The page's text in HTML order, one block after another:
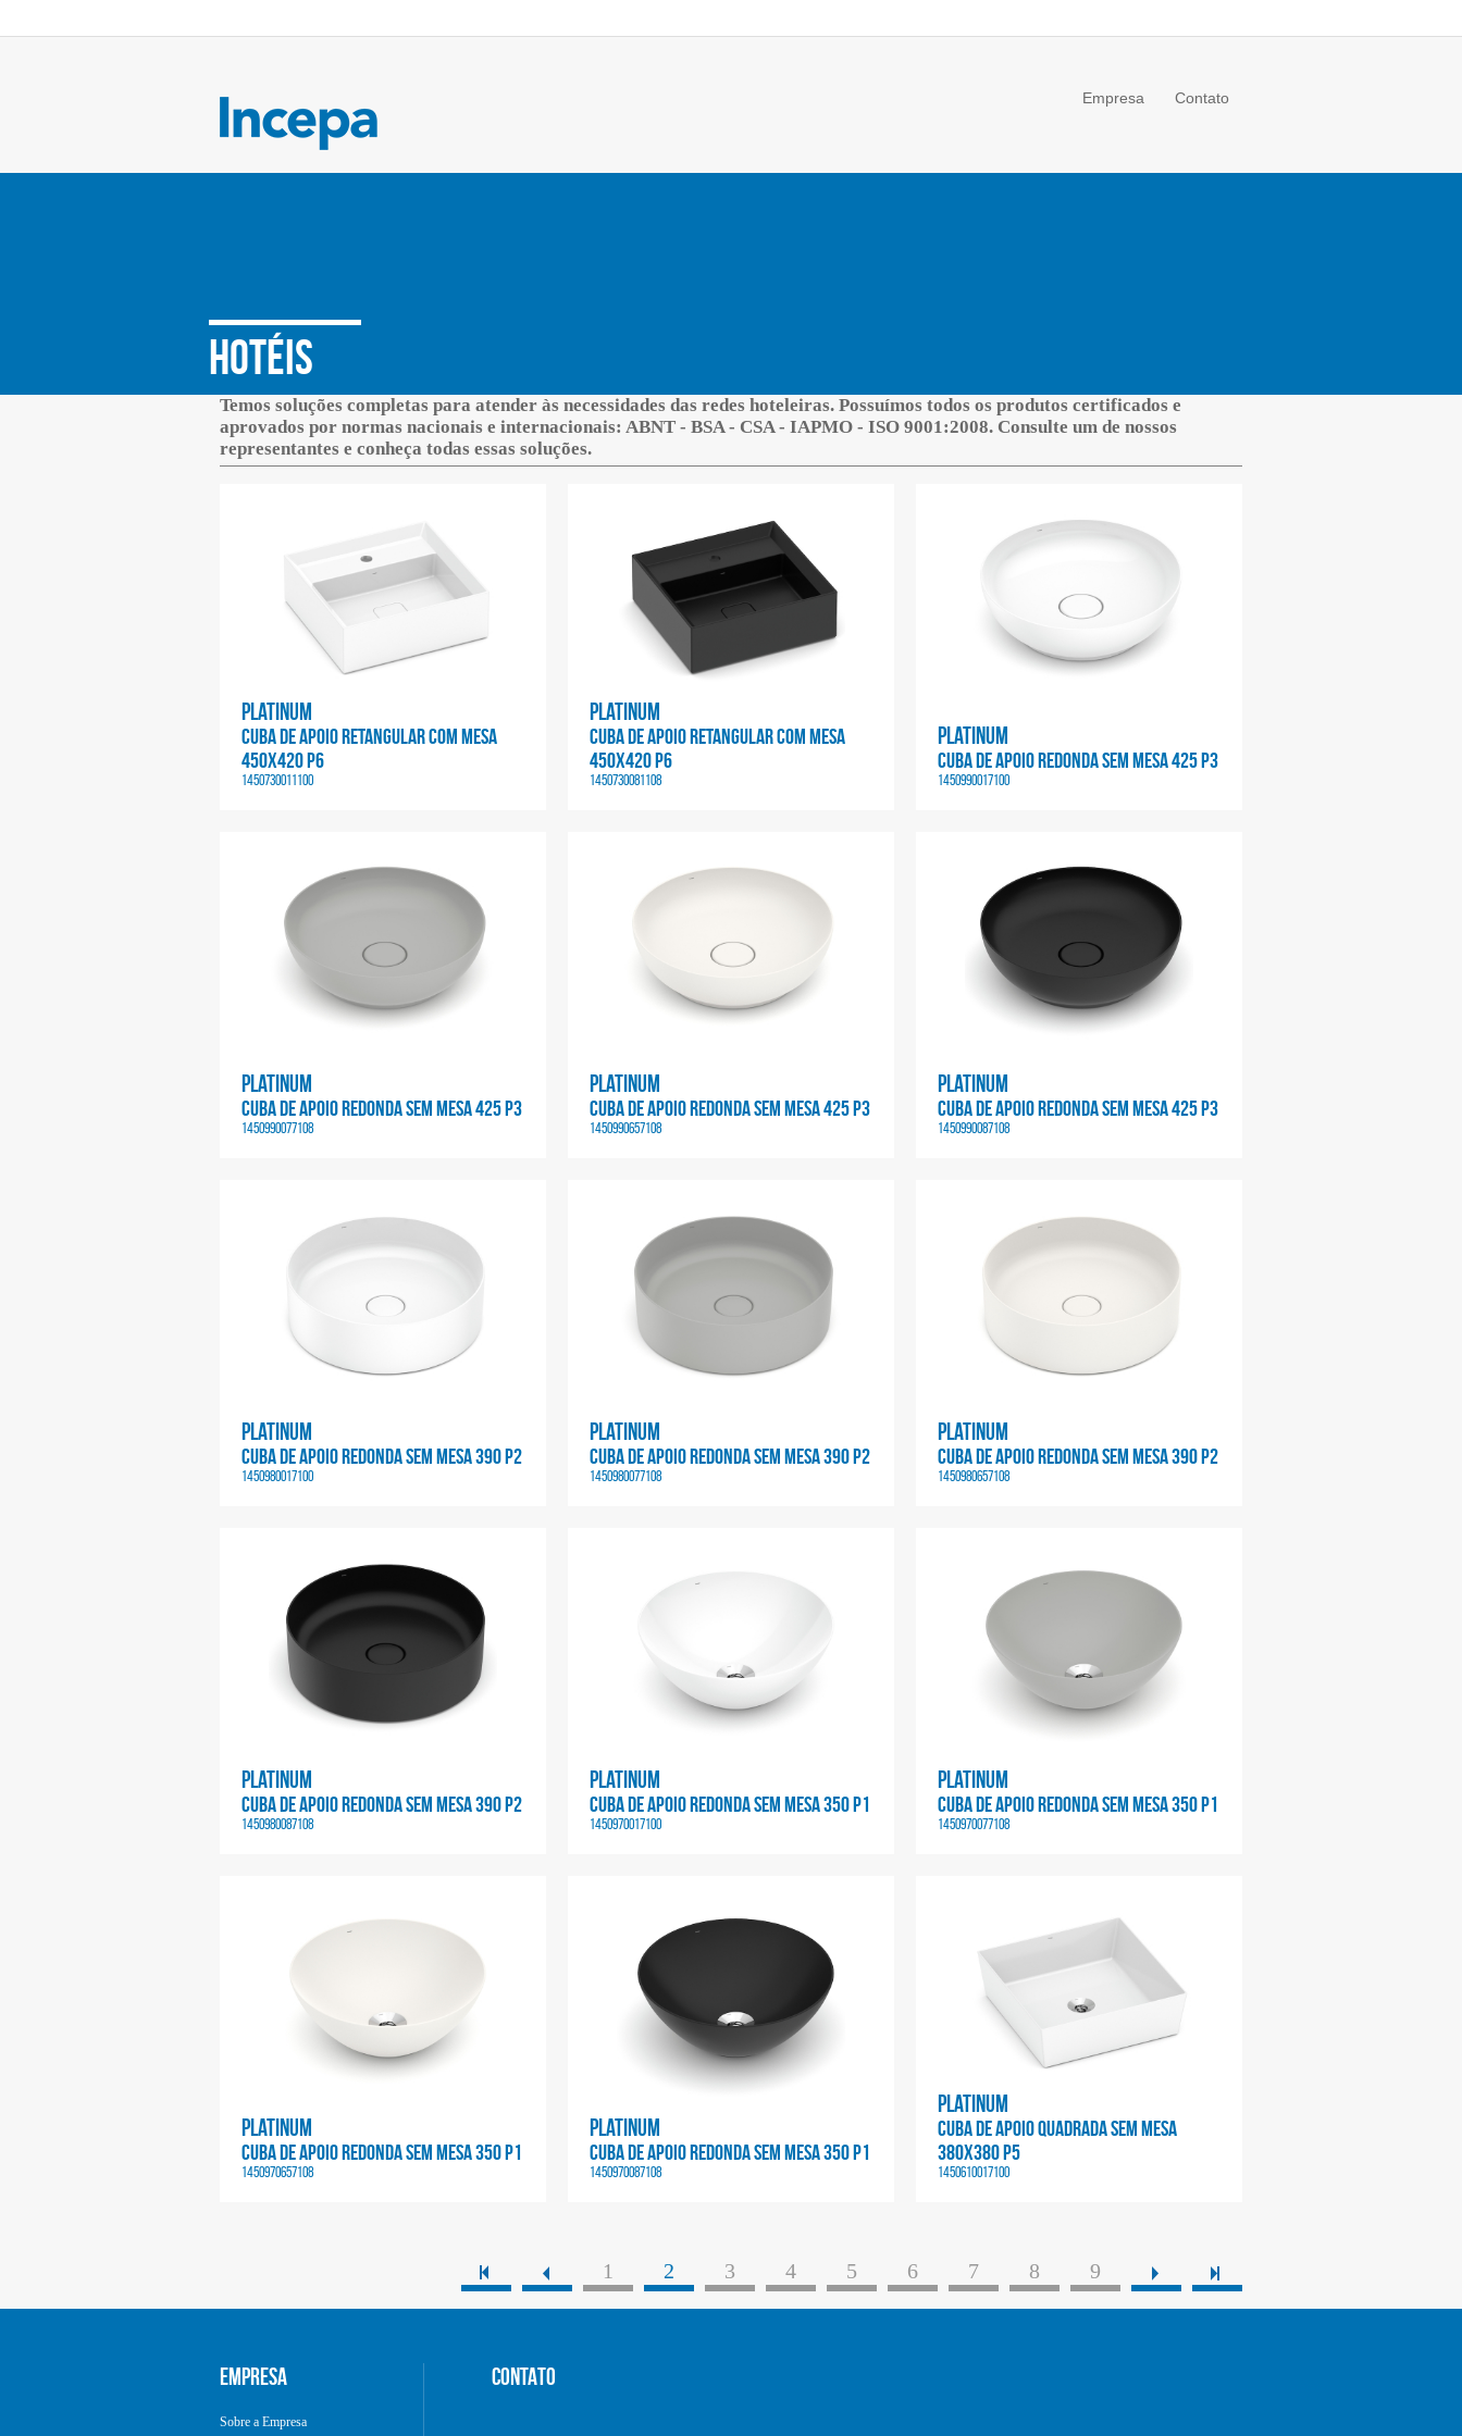
Empresa Contato
Hotéis
Temos soluções completas para atender às necessidades das redes hoteleiras. Possuímos todos os produtos certificados e
aprovados por normas nacionais e internacionais: ABNT - BSA - CSA - IAPMO - ISO 9001:2008. Consulte um de nossos
representantes e conheça todas essas soluções.
Platinum
CUBA DE APOIO RETANGULAR COM MESA
450X420 P6
1450730011100
Platinum
CUBA DE APOIO RETANGULAR COM MESA
450X420 P6
1450730081108
Platinum
CUBA DE APOIO REDONDA SEM MESA 425 P3
1450990017100
Platinum
CUBA DE APOIO REDONDA SEM MESA 425 P3
1450990077108
Platinum
CUBA DE APOIO REDONDA SEM MESA 425 P3
1450990657108
Platinum
CUBA DE APOIO REDONDA SEM MESA 425 P3
1450990087108
Platinum
CUBA DE APOIO REDONDA SEM MESA 390 P2
1450980017100
Platinum
CUBA DE APOIO REDONDA SEM MESA 390 P2
1450980077108
Platinum
CUBA DE APOIO REDONDA SEM MESA 390 P2
1450980657108
Platinum
CUBA DE APOIO REDONDA SEM MESA 390 P2
1450980087108
Platinum
CUBA DE APOIO REDONDA SEM MESA 350 P1
1450970017100
Platinum
CUBA DE APOIO REDONDA SEM MESA 350 P1
1450970077108
Platinum
CUBA DE APOIO REDONDA SEM MESA 350 P1
1450970657108
Platinum
CUBA DE APOIO REDONDA SEM MESA 350 P1
1450970087108
Platinum
CUBA DE APOIO QUADRADA SEM MESA
380X380 P5
1450610017100
1 2 3 4 5 6 7 8 9
EMPRESA
Sobre a Empresa
CONTATO